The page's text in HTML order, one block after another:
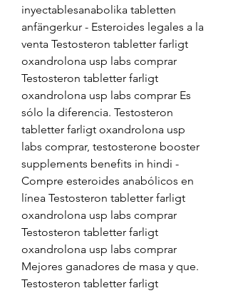
inyectablesanabolika tabletten
anfängerkur - Esteroides legales a la
venta Testosteron tabletter farligt
oxandrolona usp labs comprar
Testosteron tabletter farligt
oxandrolona usp labs comprar Es
sólo la diferencia. Testosteron
tabletter farligt oxandrolona usp
labs comprar, testosterone booster
supplements benefits in hindi -
Compre esteroides anabólicos en
línea Testosteron tabletter farligt
oxandrolona usp labs comprar
Testosteron tabletter farligt
oxandrolona usp labs comprar
Mejores ganadores de masa y que.
Testosteron tabletter farligt